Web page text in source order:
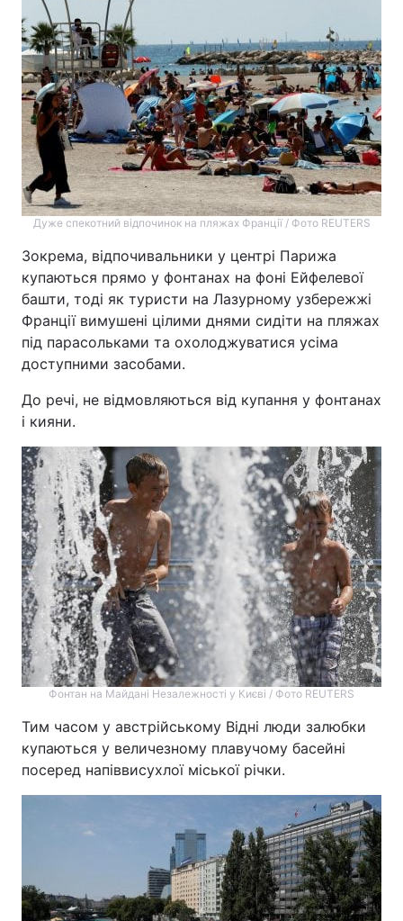
Дуже спекотний відпочинок на пляжах Франції / Фото REUTERS
Зокрема, відпочивальники у центрі Парижа
купаються прямо у фонтанах на фоні Ейфелевої
башти, тоді як туристи на Лазурному узбережжі
Франції вимушені цілими днями сидіти на пляжах
під парасольками та охолоджуватися усіма
доступними засобами.
До речі, не відмовляються від купання у фонтанах
і кияни.
Фонтан на Майдані Незалежності у Києві / Фото REUTERS
Тим часом у австрійському Відні люди залюбки
купаються у величезному плавучому басейні
посеред напіввисухлої міської річки.